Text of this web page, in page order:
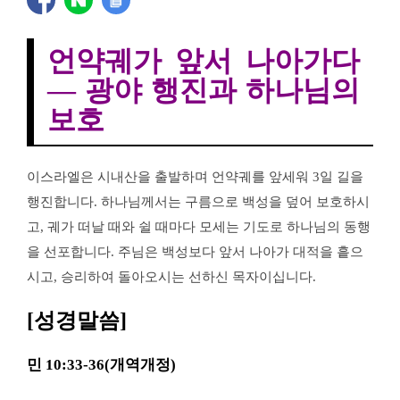
언약궤가 앞서 나아가다
— 광야 행진과 하나님의
보호
이스라엘은 시내산을 출발하며 언약궤를 앞세워 3일 길을
행진합니다. 하나님께서는 구름으로 백성을 덮어 보호하시
고, 궤가 떠날 때와 쉴 때마다 모세는 기도로 하나님의 동행
을 선포합니다. 주님은 백성보다 앞서 나아가 대적을 흩으
시고, 승리하여 돌아오시는 선하신 목자이십니다.
[성경말씀]
민 10:33-36(개역개정)